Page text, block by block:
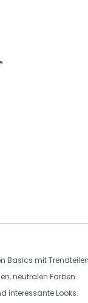
Basics mit
neutralen Farben.
interessante Looks.